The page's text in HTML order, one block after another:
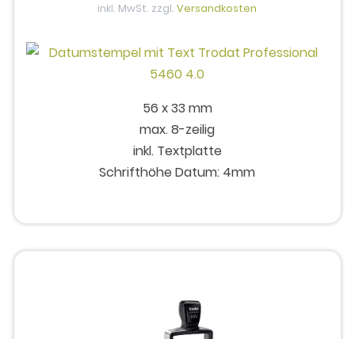
inkl. MwSt. zzgl.Versandkosten
56 x 33 mm
max. 8-zeilig
inkl. Textplatte
Schrifthöhe Datum: 4mm